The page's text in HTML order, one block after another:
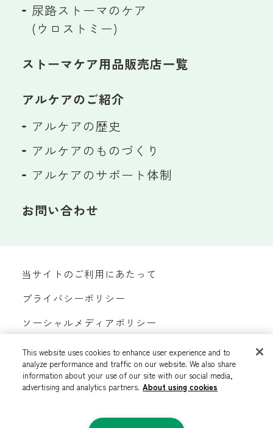
尿路ストーマのケア
(ウロストミー)
ストーマケア用品販売店一覧
アルケアのご紹介
アルケアの歴史
アルケアのものづくり
アルケアのサポート体制
お問い合わせ
当サイトのご利用にあたって
プライバシーポリシー
ソーシャルメディアポリシー
サイトマップ
カスタマーハラスメントへの対応方針
This website uses cookies to enhance user experience and to
analyze performance and traffic on our website. We also share
information about your use of our site with our social media,
advertising and analytics partners. About using cookies